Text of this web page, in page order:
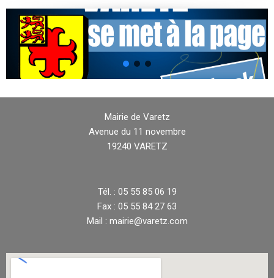
Mairie de Varetz
Avenue du 11 novembre
19240 VARETZ
Tél. : 05 55 85 06 19
Fax : 05 55 84 27 63
Mail : mairie@varetz.com